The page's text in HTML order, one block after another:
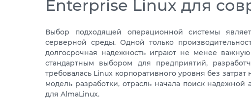
Enterprise Linux для
Выбор подходящей операционной системы
серверной среды. Одной только
долгосрочная надежность играют не менее
стандартным выбором для предприятий,
требовалась Linux корпоративного уровня без
модель разработки, отрасль начала поиск
для AlmaLinux.